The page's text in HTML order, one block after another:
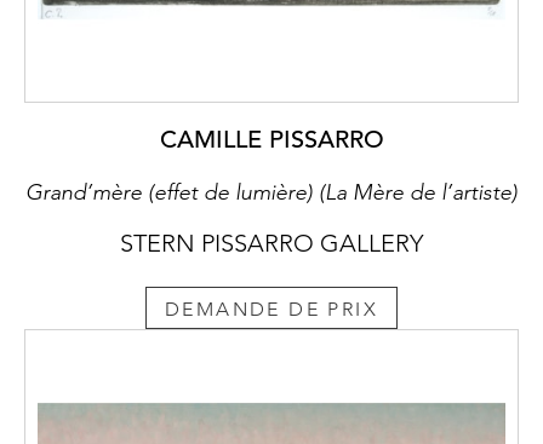
CAMILLE PISSARRO
Grand’mère (effet de lumière) (La Mère de l’artiste)
STERN PISSARRO GALLERY
DEMANDE DE PRIX